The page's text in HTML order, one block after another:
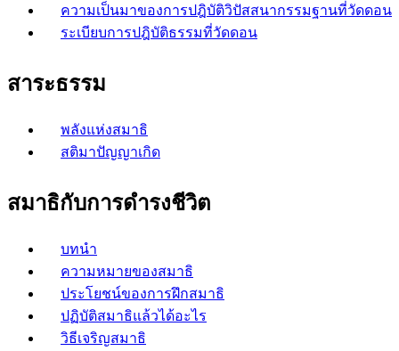
ความเป็นมาของการปฎิบัติวิปัสสนากรรมฐานที่วัดดอน
ระเบียบการปฎิบัติธรรมที่วัดดอน
สาระธรรม
พลังแห่งสมาธิ
สติมาปัญญาเกิด
สมาธิกับการดำรงชีวิต
บทนำ
ความหมายของสมาธิ
ประโยชน์ของการฝึกสมาธิ
ปฏิบัติสมาธิแล้วได้อะไร
วิธีเจริญสมาธิ